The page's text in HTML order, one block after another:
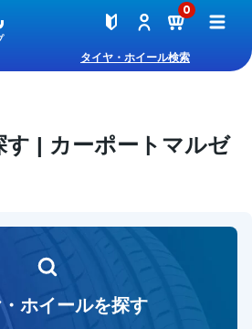
0
タイヤ・ホイール検索
す | カーポートマルゼ
ホイールを探す